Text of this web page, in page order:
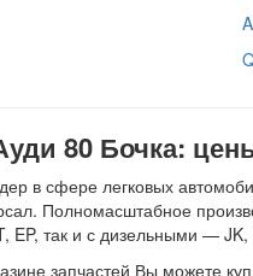
80 Бочка:
в сфере легковых
Полномасштабное
EP, так и с дизельными —
запчастей Вы можете